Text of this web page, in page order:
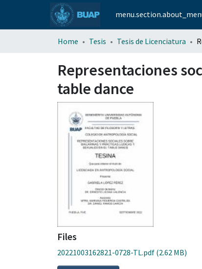
Home Tesis Tesis de Licenciatura
Representaciones
table dance
Files
20221003162821-0728-TL.pdf (2.62 MB)